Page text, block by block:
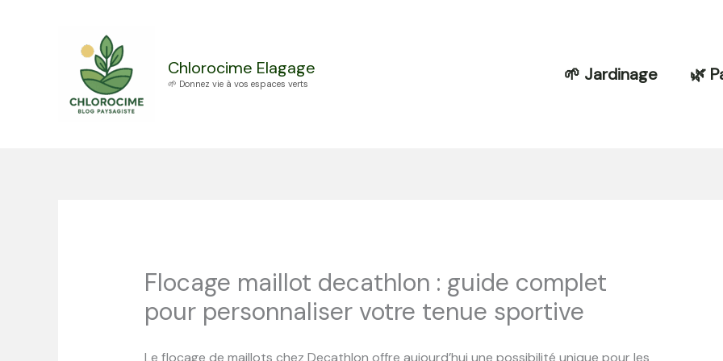
Chlorocime Elagage
🌱 Donnez vie à vos espaces verts 🌱 Jardinage 🌿
Flocage maillot decathlon : guide complet
pour personnaliser votre tenue sportive